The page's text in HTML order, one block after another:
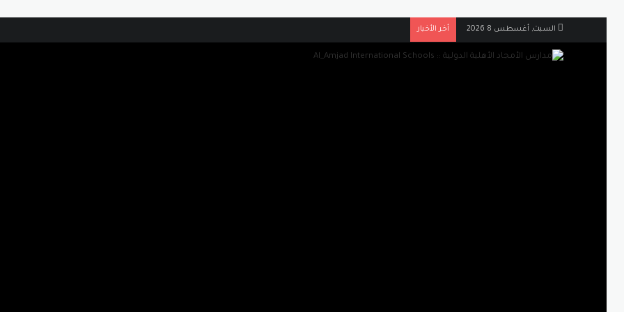
السبت, أغسطس 8 2026 أخر الأخبار